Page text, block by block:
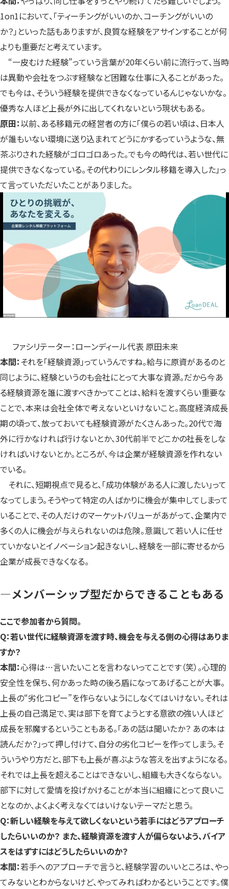
1on1において、「ティーチングがいいのか、コーチングがいいの
か？」といった話もありますが、良質な経験をアサインすることが何
よりも重要だと考えています。
“一皮むけた経験”っていう言葉が20年くらい前に流行って、当時
は異動や会社をつぶす経験など困難な仕事に入ることがあった。
でも今は、そういう経験を提供できなくなっているんじゃないかな。
優秀な人ほど上長が外に出してくれないという現状もある。
原田：以前、ある移籍元の経営者の方に「僕らの若い頃は、日本人
が誰もいない環境に送り込まれてどうにかするっていうような、無
茶ぶりされた経験がゴロゴロあった。でも今の時代は、若い世代に
提供できなくなっている。その代わりにレンタル移籍を導入した」っ
て言っていただいたことがありました。
ファシリテーター：ローンディール代表 原田未来
本間： それを「経験資源」っていうんですね。給与に原資があるのと
同じように、経験というのも会社にとって大事な資源。だから今あ
る経験資源を誰に渡すべきかってことは、給料を渡すくらい重要な
ことで、本来は会社全体で考えないといけないこと。高度経済成長
期の頃って、放っておいても経験資源がたくさんあった。20代で海
外に行かなければ行けないとか、30代前半でどこかの社長をしな
ければいけないとか。ところが、今は企業が経験資源を作れない
でいる。
それに、短期視点で見ると、「成功体験がある人に渡したい」って
なってしまう。そうやって特定の人ばかりに機会が集中してしまって
いることで、その人だけのマーケットバリューがあがって、企業内で
多くの人に機会が与えられないのは危険。意識して若い人に任せ
ていかないとイノベーション起きないし、経験を一部に寄せるから
企業が成長できなくなる。
—メンバーシップ型だからできることもある
ここで参加者から質問。
Q：若い世代に経験資源を渡す時、機会を与える側の心得はありま
すか？
本間：心得は…言いたいことを言わないってことです（笑）。心理的
安全性を保ち、何かあった時の後ろ盾になってあげることが大事。
上長の“劣化コピー”を作らないようにしなくてはいけない。それは
上長の自己満足で、実は部下を育てようとする意欲の強い人ほど
成長を邪魔するということもある。「あの話は聞いたか？ あの本は
読んだか？」って押し付けて、自分の劣化コピーを作ってしまう。そ
ういうやり方だと、部下も上長が喜ぶような答えを出すようになる。
それでは上長を超えることはできないし、組織も大きくならない。
部下に対して愛情を投げかけることが本当に組織にとって良いこ
となのか、よくよく考えなくてはいけないテーマだと思う。
Q：新しい経験を与えて欲しくないという若手にはどうアプローチ
したらいいのか？ また、経験資源を渡す人が偏らないよう、バイア
スをはずすにはどうしたらいいのか？
本間：若手へのアプローチで言うと、経験学習のいいところは、やっ
てみないとわからないけど、やってみればわかるということです。僕